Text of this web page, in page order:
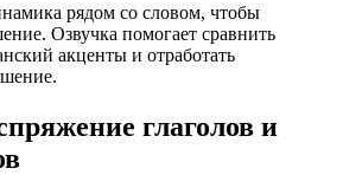
рядом со словом, чтобы
Озвучка помогает сравнить
акценты и отработать
глаголов и